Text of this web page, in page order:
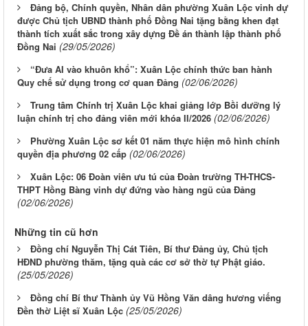
Đảng bộ, Chính quyền, Nhân dân phường Xuân Lộc vinh dự
được Chủ tịch UBND thành phố Đồng Nai tặng bằng khen đạt
thành tích xuất sắc trong xây dựng Đề án thành lập thành phố
Đồng Nai (29/05/2026)
“Đưa AI vào khuôn khổ”: Xuân Lộc chính thức ban hành
Quy chế sử dụng trong cơ quan Đảng (02/06/2026)
Trung tâm Chính trị Xuân Lộc khai giảng lớp Bồi dưỡng lý
luận chính trị cho đảng viên mới khóa II/2026 (02/06/2026)
Phường Xuân Lộc sơ kết 01 năm thực hiện mô hình chính
quyền địa phương 02 cấp (02/06/2026)
Xuân Lộc: 06 Đoàn viên ưu tú của Đoàn trường TH-THCS-
THPT Hồng Bàng vinh dự đứng vào hàng ngũ của Đảng
(02/06/2026)
Những tin cũ hơn
Đồng chí Nguyễn Thị Cát Tiên, Bí thư Đảng ủy, Chủ tịch
HĐND phường thăm, tặng quà các cơ sở thờ tự Phật giáo.
(25/05/2026)
Đồng chí Bí thư Thành ủy Vũ Hồng Văn dâng hương viếng
Đền thờ Liệt sĩ Xuân Lộc (25/05/2026)